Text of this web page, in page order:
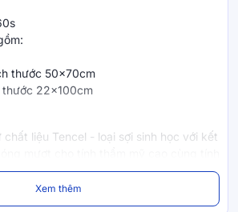
thước 50x70cm
thước 22x100cm
chất liệu Tencel - loại sợi sinh học với kết
khí vượt bậc. Chất vải từ bột gỗ tự
đặc tính chống khuẩn, chống bụi và an
Xem thêm